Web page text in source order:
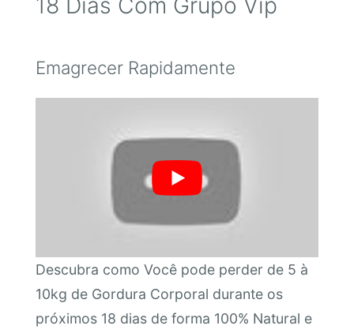
18 Dias Com Grupo Vip
Emagrecer Rapidamente
Descubra como Você pode perder de 5 à
10kg de Gordura Corporal durante os
próximos 18 dias de forma 100% Natural e